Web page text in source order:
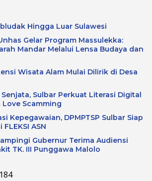
Hingga Luar Sulawesi
Gelar Program Massulekka:
Mandar Melalui Lensa Budaya dan
Wisata Alam Mulai Dilirik di Desa
Senjata, Sulbar Perkuat Literasi Digital
Scamming
Kepegawaian, DPMPTSP Sulbar Siap
ASN
Gubernur Terima Audiensi
TK. III Punggawa Malolo